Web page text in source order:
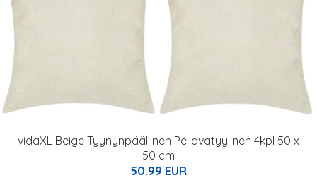
vidaXL Beige Tyynynpäällinen Pellavatyylinen 4kpl 50 x
50 cm
50.99 EUR